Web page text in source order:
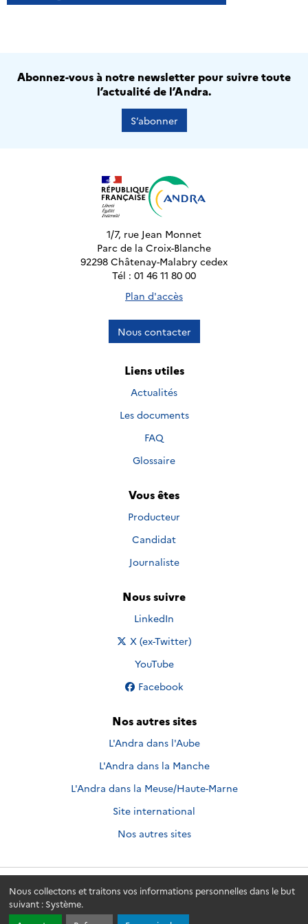
Nous collectons et traitons vos informations personnelles dans le but
suivant : Système.
Abonnez-vous à notre newsletter pour suivre toute
l’actualité de l’Andra.
S’abonner
1/7, rue Jean Monnet
Parc de la Croix-Blanche
92298 Châtenay-Malabry cedex
Tél : 01 46 11 80 00
Plan d'accès
Nous contacter
Liens utiles
Actualités
Les documents
FAQ
Glossaire
Vous êtes
Producteur
Candidat
Journaliste
Nous suivre
Nous suivre sur
LinkedIn
Nous suivre sur
X (ex-Twitter)
Nous suivre sur
YouTube
Nous suivre sur
Facebook
Nos autres sites
L'Andra dans l'Aube
L'Andra dans la Manche
L'Andra dans la Meuse/Haute-Marne
Site international
Nos autres sites
Andra.fr © 2026 - Andra. Tous droits réservés.